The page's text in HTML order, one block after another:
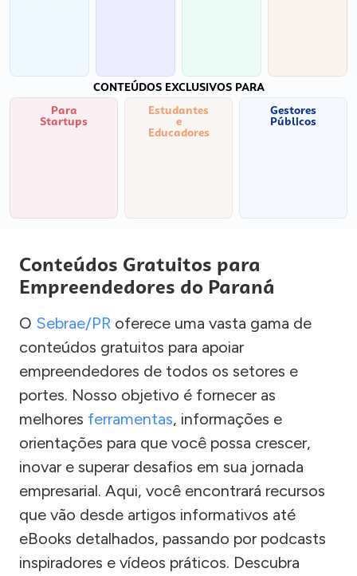
CONTEÚDOS EXCLUSIVOS PARA
Para
Startups
Estudantes
e
Educadores
Gestores
Públicos
Conteúdos Gratuitos para
Empreendedores do Paraná
O Sebrae/PR oferece uma vasta gama de
conteúdos gratuitos para apoiar
empreendedores de todos os setores e
portes. Nosso objetivo é fornecer as
melhores ferramentas, informações e
orientações para que você possa crescer,
inovar e superar desafios em sua jornada
empresarial. Aqui, você encontrará recursos
que vão desde artigos informativos até
eBooks detalhados, passando por podcasts
inspiradores e vídeos práticos. Descubra